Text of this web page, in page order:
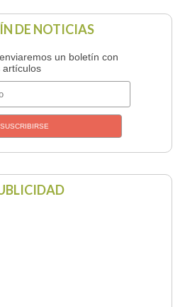
DE NOTICIAS
un boletín con
artículos